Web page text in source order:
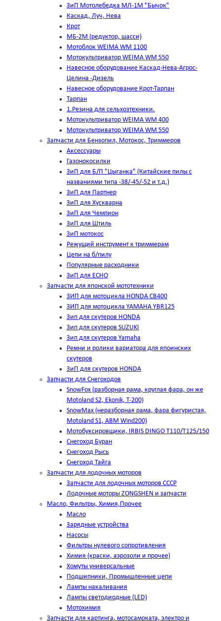
ЗиП Мотолебедка МЛ-1М "Бычок"
Каскад, Луч, Нева
Крот
МБ-2М (редуктор, шасси)
Мотоблок WEIMA WM 1100
Мотокультриватор WEIMA WM 550
Навесное оборудование Каскад-Нева-Агрос-
Целина -Дизель
Навесное оборудование Крот-Тарпан
Тарпан
1.Резина для сельхозтехники.
Мотокультриватор WEIMA WM 400
Мотокультриватор WEIMA WM 550
Запчасти для Бензопил, Мотокос, Триммеров
Аксессуары
Газонокосилки
ЗиП для Б/П "Цыганка" (Китайские пилы с
названиями типа -38/-45/-52 и т.д.)
ЗиП для Партнер
ЗиП для Хускварна
ЗиП для Чемпион
ЗиП для Штиль
ЗиП мотокос
Режущий инструмент к триммерам
Цепи на б/пилу
Популярные расходники
ЗиП для ЕСНО
Запчасти для японской мототехники
ЗИП для мотоцикла HONDA CB400
ЗИП для мотоцикла YAMAHA YBR125
Зип для скутеров HONDA
Зип для скутеров SUZUKI
Зип для скутеров Yamaha
Ремни и ролики вариатора для япоинских
скутеров
ЗиП для скутеров HONDA
Запчасти для Снегоходов
SnowFox (разборная рама, круглая фара, он же
Motoland S2, Ekonik, T-200)
SnowMax (неразборная рама, фара фигуристая,
Motoland S1, ABM Wind200)
Мотобуксировщики, IRBIS DINGO Т110/Т125/150
Снегоход Буран
Снегоход Рысь
Снегоход Тайга
Запчасти для лодочных моторов
Запчасти для лодочных моторов СССР
Лодочные моторы ZONGSHEN и запчасти
Масло, Фильтры, Химия,Прочее
Масло
Зарядные устройства
Насосы
Фильтры нулевого сопротивления
Химия (краски, аэрозоли и прочее)
Хомуты универсальные
Подшипники, Промышленные цепи
Лампы накаливания
Лампы светодиодные (LED)
Мотохимия
Запчасти для картинга, мотосамоката, электро и